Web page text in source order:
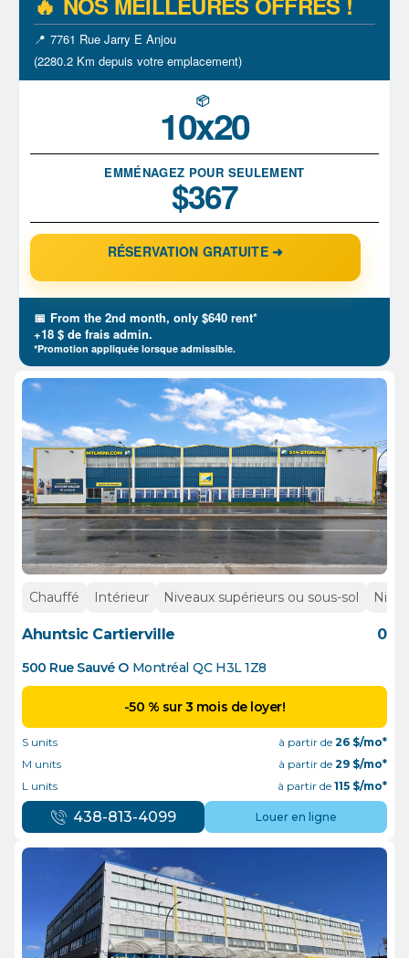
📍 700 Rue Hodge Saint-Laurent
(2278.4 Km depuis votre emplacement)
📦
5x10
EMMÉNAGEZ POUR SEULEMENT
$122
RÉSERVATION GRATUITE ➜
📅 From the 2nd month, only $150 rent*
+18 $ de frais admin.
*Promotion appliquée lorsque admissible.
Chauffé Intérieur Niveaux supérieurs ou sous-sol
Ahuntsic Cartierville 0
500 Rue Sauvé O Montréal QC H3L 1Z8
-50 % sur 3 mois de loyer!
S units à partir de 26 $/mo*
M units
à partir de 29 $/mo*
L units
à partir de 115 $/mo*
438-813-4099 Louer en ligne